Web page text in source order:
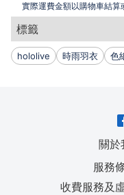
實際運費金額以購物車結算
標籤
hololive 時雨羽衣 色
關於
服務
收費服務及